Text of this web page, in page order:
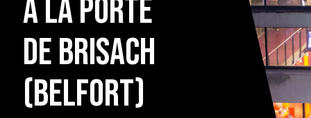
à la Porte
de Brisach
(Belfort)